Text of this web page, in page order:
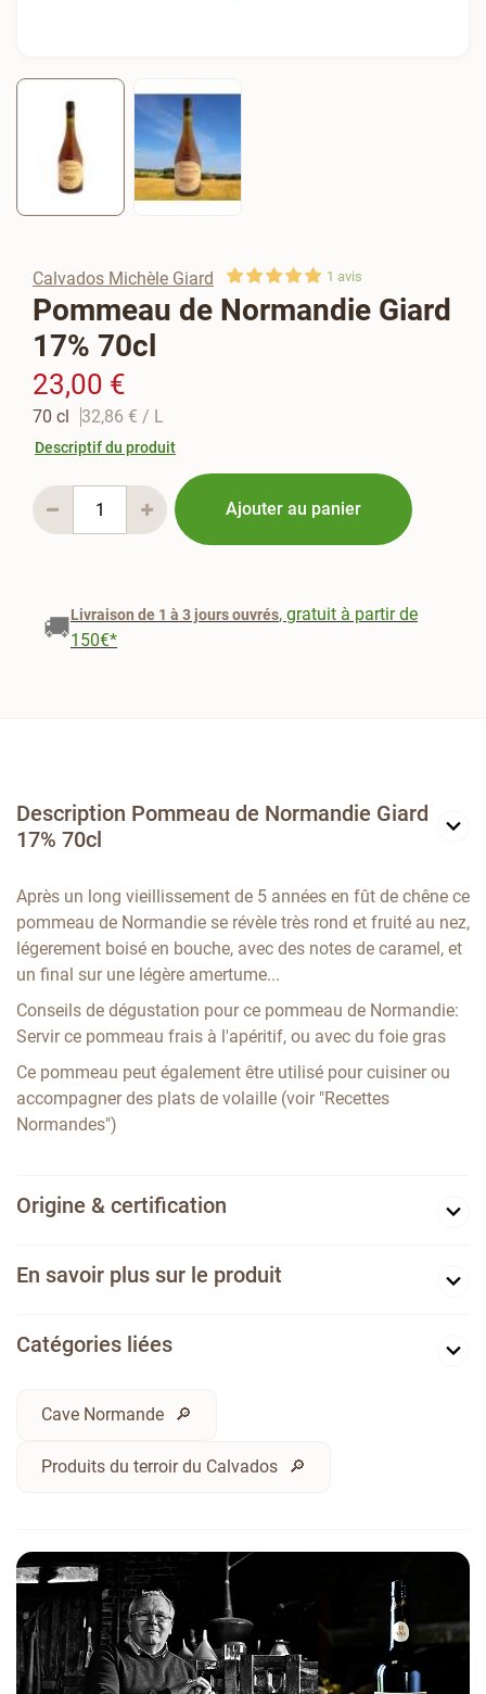
Calvados Michèle Giard 1 avis
Pommeau de Normandie Giard
17% 70cl
23,00 €
70 cl 32,86 € / L
Descriptif du produit
Ajouter au panier
🚚Livraison de 1 à 3 jours ouvrés, gratuit à partir de
150€*
Description Pommeau de Normandie Giard
17% 70cl
Après un long vieillissement de 5 années en fût de chêne ce
pommeau de Normandie se révèle très rond et fruité au nez,
légerement boisé en bouche, avec des notes de caramel, et
un final sur une légère amertume...
Conseils de dégustation pour ce pommeau de Normandie:
Servir ce pommeau frais à l'apéritif, ou avec du foie gras
Ce pommeau peut également être utilisé pour cuisiner ou
accompagner des plats de volaille (voir "Recettes
Normandes")
Origine & certification
En savoir plus sur le produit
Catégories liées
Cave Normande
Produits du terroir du Calvados